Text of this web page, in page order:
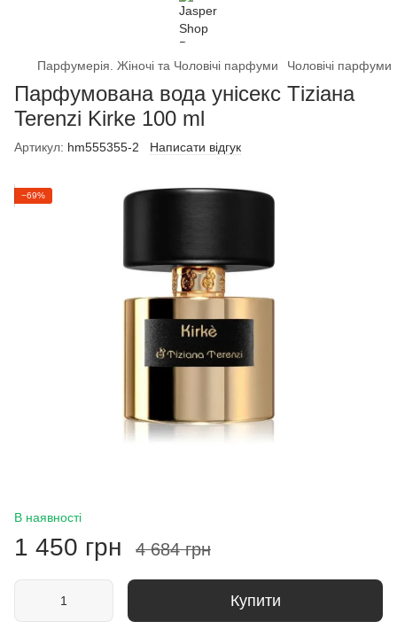
Парфумерія. Жіночі та Чоловічі парфуми Чоловічі парфуми
Парфумована вода унісекс Tіzіана
Terenzi Kirkе 100 ml
Артикул: hm555355-2 Написати відгук
−69%
В наявності
1 450 грн 4 684 грн
Купити